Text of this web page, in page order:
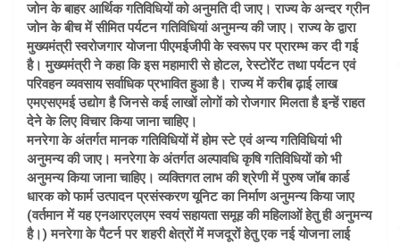
जोन के बाहर आर्थिक गतिविधियों को अनुमति दी जाए। राज्य के अन्दर ग्रीन
जोन के बीच में सीमित पर्यटन गतिविधियां अनुमन्य की जाए। राज्य के द्वारा
मुख्यमंत्री स्वरोजगार योजना पीएमईजीपी के स्वरूप पर प्रारम्भ कर दी गई
है। मुख्यमंत्री ने कहा कि इस महामारी से होटल, रेस्टोरेंट तथा पर्यटन एवं
परिवहन व्यवसाय सर्वाधिक प्रभावित हुआ है। राज्य में करीब ढ़ाई लाख
एमएसएमई उद्योग है जिनसे कई लाखों लोगों को रोजगार मिलता है इन्हें राहत
देने के लिए विचार किया जाना चाहिए।
मनरेगा के अंतर्गत मानक गतिविधियों में होम स्टे एवं अन्य गतिविधियां भी
अनुमन्य की जाए। मनरेगा के अंतर्गत अल्पावधि कृषि गतिविधियों को भी
अनुमन्य किया जाना चाहिए। व्यक्तिगत लाभ की श्रेणी में पुरुष जॉब कार्ड
धारक को फार्म उत्पादन प्रसंस्करण यूनिट का निर्माण अनुमन्य किया जाए
(वर्तमान में यह एनआरएलएम स्वयं सहायता समूह की महिलाओं हेतु ही अनुमन्य
है।) मनरेगा के पैटर्न पर शहरी क्षेत्रों में मजदूरों हेतु एक नई योजना लाई